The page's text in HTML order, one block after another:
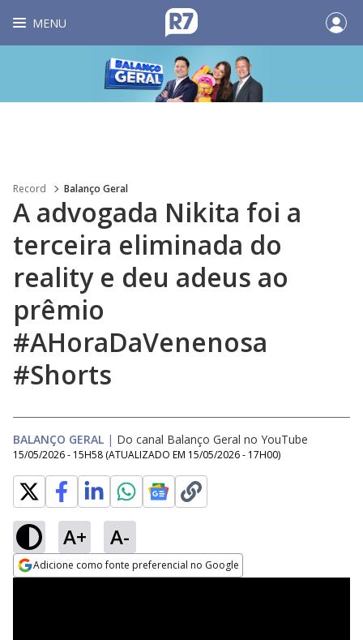
MENU
Record Balanço Geral
A advogada Nikita foi a
terceira eliminada do
reality e deu adeus ao
prêmio
#AHoraDaVenenosa
#Shorts
BALANÇO GERAL | Do canal Balanço Geral no YouTube
15/05/2026 - 15H58 (ATUALIZADO EM 15/05/2026 - 17H00)
A+ A-
Adicione como fonte preferencial no Google